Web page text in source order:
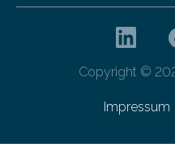
Copyright ©
Impressum